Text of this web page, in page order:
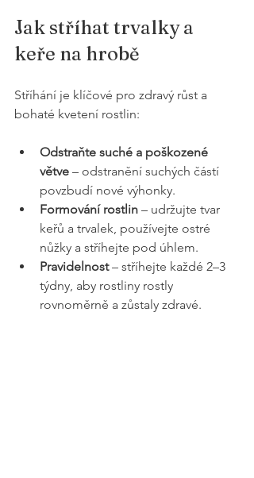
Jak stříhat trvalky a
keře na hrobě
Stříhání je klíčové pro zdravý růst a
bohaté kvetení rostlin:
Odstraňte suché a poškozené
větve – odstranění suchých částí
povzbudí nové výhonky.
Formování rostlin – udržujte tvar
keřů a trvalek, používejte ostré
nůžky a stříhejte pod úhlem.
Pravidelnost – stříhejte každé 2–3
týdny, aby rostliny rostly
rovnoměrně a zůstaly zdravé.